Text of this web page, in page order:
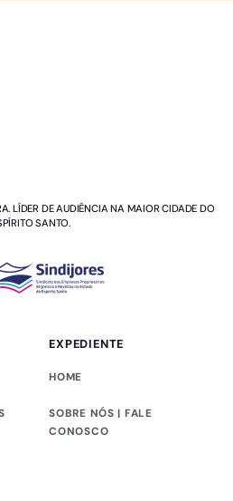
LÍDER DE AUDIÊNCIA NA MAIOR CIDADE DO
SANTO.
EXPEDIENTE
HOME
SOBRE NÓS | FALE
CONOSCO